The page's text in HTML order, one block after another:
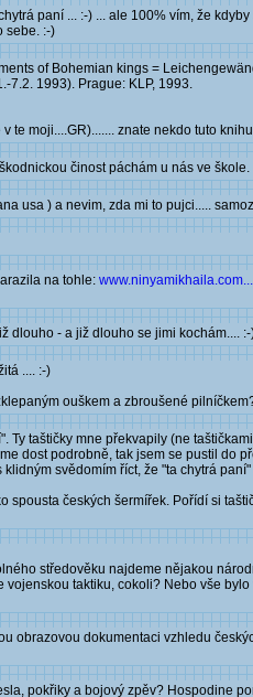
paní ... :-) ... ale 100% vím, že
sebe. :-)
of Bohemian kings =
7.2. 1993). Prague: KLP, 1993.
te moji....GR)....... znate nekdo tuto
činost páchám u nás ve škole.
usa ) a nevim, zda mi to pujci.....
na tohle: www.ninyamikhaila.com...
dlouho - a již dlouho se jimi kochám.... :-
.... :-)
ouškem a zbroušené
Ty taštičky mne překvapily (ne
dost podrobně, tak jsem se pustil do
svědomím říct, že "ta chytrá
spousta českých šermířek. Pořídí si
středověku najdeme nějakou
taktiku, cokoli? Nebo vše
obrazovou dokumentaci vzhledu
pokřiky a bojový zpěv? Hospodine